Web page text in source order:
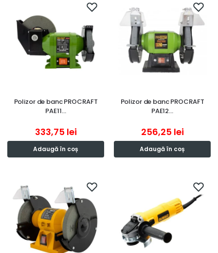
Polizor de banc PROCRAFT
PAE11…
333,75 lei
Adaugă în coș
Polizor de banc PROCRAFT
PAE12…
256,25 lei
Adaugă în coș